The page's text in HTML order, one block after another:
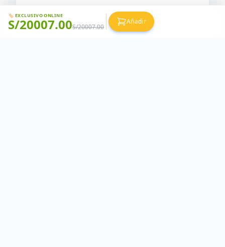
🏷️ EXCLUSIVO ONLINE
S/20007.00S/20007.00
Añadir